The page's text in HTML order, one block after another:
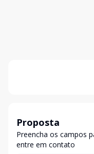
Proposta
Preencha os campos
entre em contato